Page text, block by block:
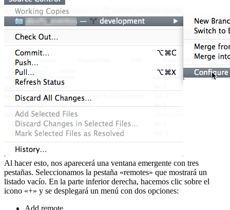
Al hacer esto, nos aparecerá una ventana emergente con tres
pestañas. Seleccionamos la pestaña «remotes» que mostrará un
listado vacío. En la parte inferior derecha, hacemos clic sobre el
icono «+» y se desplegará un menú con dos opciones: